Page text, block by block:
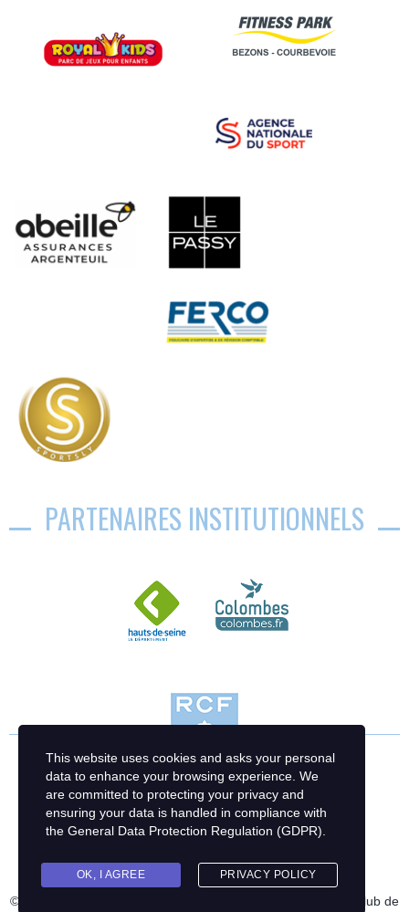
PARTENAIRES INSTITUTIONNELS
© 2023 Racing Club de France Football | Création : Racing Club de
This website uses cookies and asks your personal
data to enhance your browsing experience. We
are committed to protecting your privacy and
ensuring your data is handled in compliance with
the General Data Protection Regulation (GDPR)
OK, I AGREE PRIVACY POLICY